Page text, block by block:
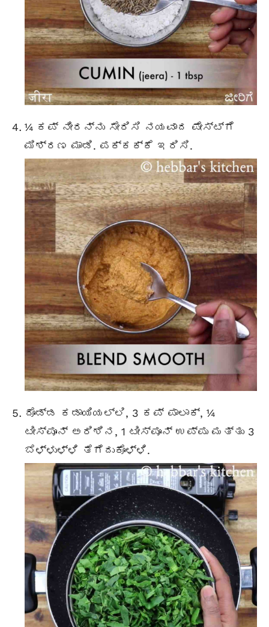
¼ ಕಪ್ ನೀರನ್ನು ಸೇರಿಸಿ ನಯವಾದ ಪೇಸ್ಟ್ಗೆ
ಮಿಶ್ರಣ ಮಾಡಿ. ಪಕ್ಕಕ್ಕೆ ಇರಿಸಿ.
ದೊಡ್ಡ ಕಡಾಯಿಯಲ್ಲಿ, 3 ಕಪ್ ಪಾಲಾಕ್, ¼
ಟೀಸ್ಪೂನ್ ಅರಿಶಿನ, 1 ಟೀಸ್ಪೂನ್ ಉಪ್ಪು ಮತ್ತು 3
ಬೆಳ್ಳುಳ್ಳಿ ತೆಗೆದುಕೊಳ್ಳಿ.